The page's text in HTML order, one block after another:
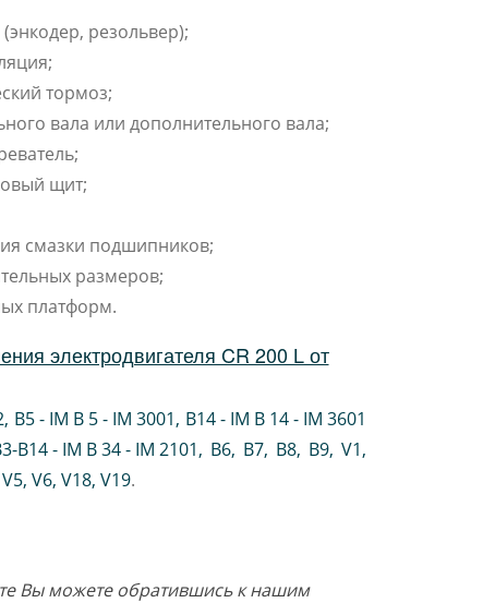
резольвер);
тормоз;
вала или дополнительного вала;
щит;
смазки подшипников;
размеров;
платформ.
электродвигателя CR 200 L от
, B5 - IM B 5 - IM 3001, B14 - IM B 14 - IM 3601
B14 - IM B 34 - IM 2101, B6, B7, B8, B9, V1
V5, V6, V18, V19.
Вы можете обратившись к нашим